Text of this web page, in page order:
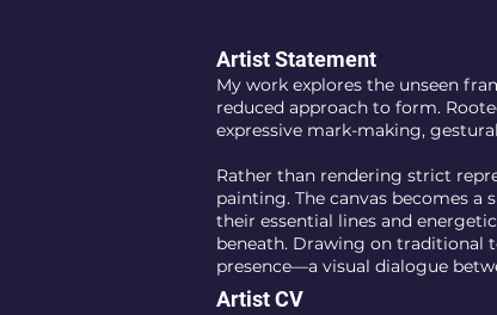
Artist Statement
My work explores the unseen
reduced approach to form.
expressive mark-making,
Rather than rendering strict
painting. The canvas becomes
their essential lines and
beneath. Drawing on traditional
presence—a visual dialogue
Artist CV